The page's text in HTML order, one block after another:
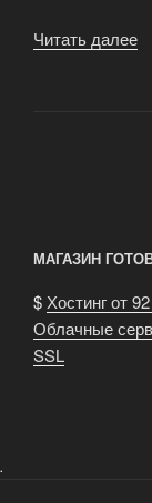
Читать далее
МАГАЗИН
$ Хостинг от
Облачные
SSL
.